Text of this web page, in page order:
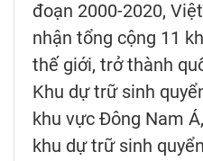
đoạn 2000-2020,
nhận tổng cộng 11
thế giới, trở thành
Khu dự trữ sinh
khu vực Đông Nam
khu dự trữ sinh